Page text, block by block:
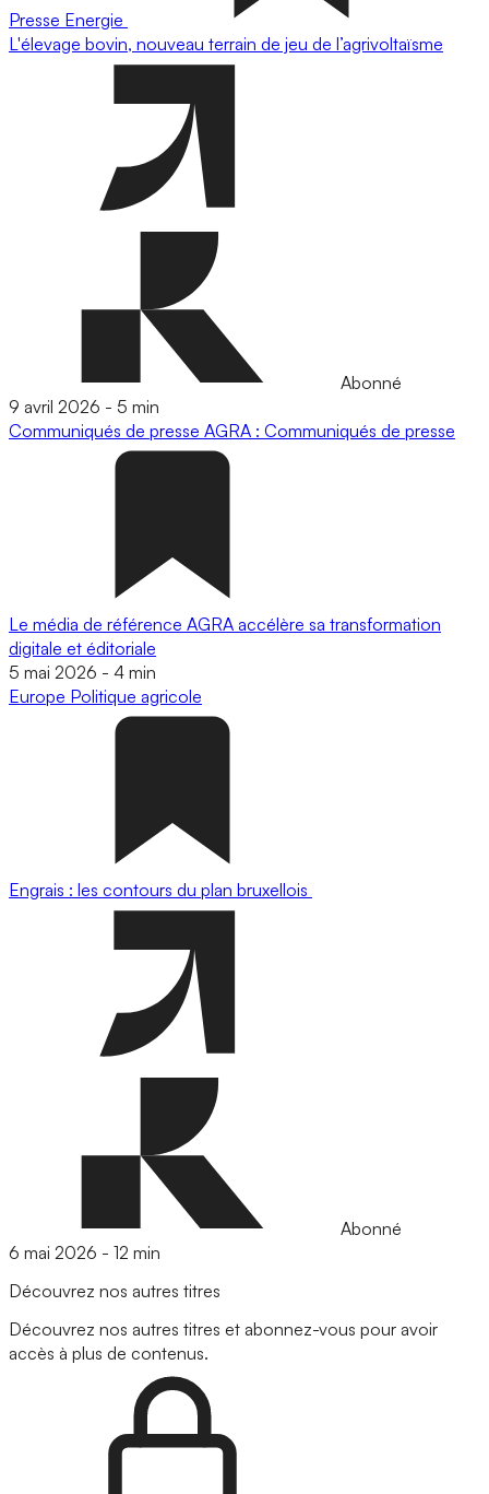
Presse Energie
L'élevage bovin, nouveau terrain de jeu de l’agrivoltaïsme
Abonné
9 avril 2026 - 5 min
Communiqués de presse AGRA : Communiqués de presse
Le média de référence AGRA accélère sa transformation
digitale et éditoriale
5 mai 2026 - 4 min
Europe Politique agricole
Engrais : les contours du plan bruxellois
Abonné
6 mai 2026 - 12 min
Découvrez nos autres titres
Découvrez nos autres titres et abonnez-vous pour avoir
accès à plus de contenus.